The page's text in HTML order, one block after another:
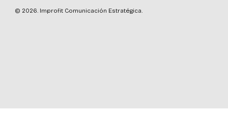
© 2026. Improfit Comunicación Estratégica.